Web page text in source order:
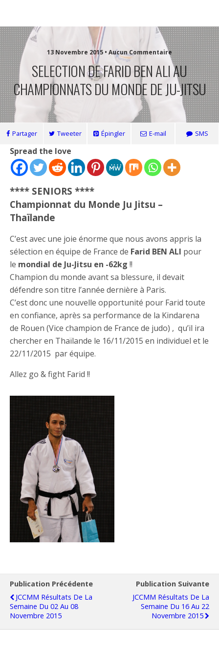
13 Novembre 2015 • Aucun Commentaire
SELECTION DE FARID BEN ALI AU
CHAMPIONNATS DU MONDE DE JU-JITSU
Partager Tweeter Épingler E-mail SMS
Spread the love
**** SENIORS ****
Championnat du Monde Ju Jitsu –
Thaïlande
C’est avec une joie énorme que nous avons appris la
sélection en équipe de France de Farid BEN ALI pour
le mondial de Ju-Jitsu en -62kg !!
Champion du monde avant sa blessure, il devait
défendre son titre l’année dernière à Paris.
C’est donc une nouvelle opportunité pour Farid toute
en confiance, après sa performance de la Kindarena
de Rouen (Vice champion de France de judo) , qu’il ira
chercher en Thaïlande le 16/11/2015 en individuel et le
22/11/2015 par équipe.
Allez go & fight Farid !!
Publication Précédente
JCCMM Résultats De La
Semaine Du 02 Au 08
Novembre 2015
Publication Suivante
JCCMM Résultats De La
Semaine Du 16 Au 22
Novembre 2015